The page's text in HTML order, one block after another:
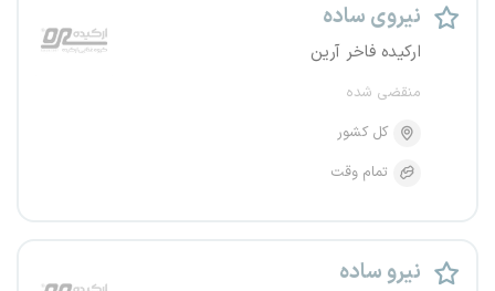
نیروی ساده
ارکیده فاخر آرین
منقضی شده
کل کشور
تمام وقت
نیرو ساده